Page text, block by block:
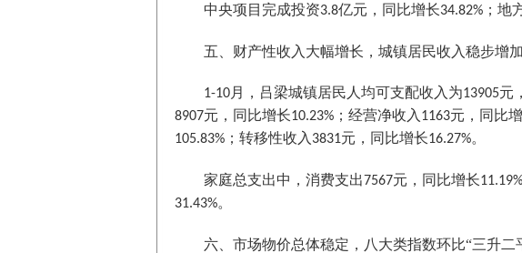
中央项目完成投资3.8亿元，同比增长34.82% ；地
五、财产性收入大幅增长，城镇居民收入稳步增加
1-10月，吕梁城镇居民人均可支配收入为13905元
8907元，同比增长10.23% ；经营净收入 1163元，同比
105.83% ；转移性收入 3831元，同比增长16.27%。
家庭总支出中，消费支出7567元，同比增长11.19%
31.43%。
六、市场物价总体稳定，八大类指数环比“三升二